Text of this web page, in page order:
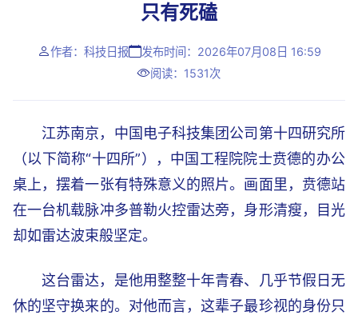
只有死磕
作者：科技日报
发布时间：2026年07月08日 16:59
阅读：1531次
江苏南京，中国电子科技集团公司第十四研究所
（以下简称“十四所”），中国工程院院士贲德的办公
桌上，摆着一张有特殊意义的照片。画面里，贲德站
在一台机载脉冲多普勒火控雷达旁，身形清瘦，目光
却如雷达波束般坚定。
这台雷达，是他用整整十年青春、几乎节假日无
休的坚守换来的。对他而言，这辈子最珍视的身份只